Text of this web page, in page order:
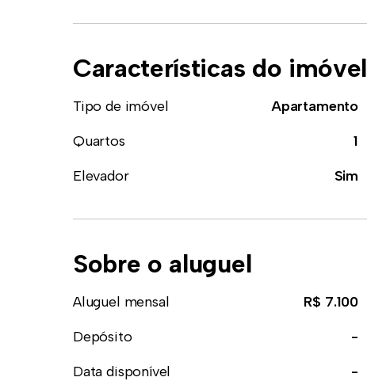
Características do imóvel
Tipo de imóvel Apartamento
Quartos
1
Elevador
Sim
Sobre o aluguel
Aluguel mensal R$ 7.100
Depósito
-
Data disponível
-